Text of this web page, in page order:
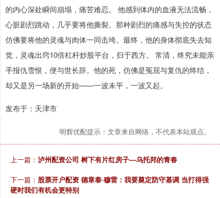
的内心深处瞬间崩塌，痛苦难忍。 他感到体内的血液无法流畅，
心脏剧烈跳动，几乎要将他撕裂。那种剧烈的痛感与失控的状态
仿佛要将他的灵魂与肉体一同击垮。最终，他的身体彻底失去知
觉，灵魂出窍10倍杠杆炒股平台，归于西方。 常清，终究未能亲
手报仇雪恨，便与世长辞。他的死，仿佛是冤屈与复仇的终结，
却又是另一场新的开始——一波未平，一波又起。
发布于：天津市
明辉优配提示：文章来自网络，不代表本站观点。
上一篇： 泸州配资公司 树下有片红房子—乌托邦的青春
下一篇： 股票开户配资 德章泰·穆雷：我要奠定防守基调 当打得强
硬时我们有机会更特别